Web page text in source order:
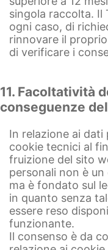
singola raccolta. Il
ogni caso, di
rinnovare il
di verificare i
11. Facoltatività
conseguenze
In relazione ai
cookie tecnici al
fruizione del sito
personali non è
ma è fondato sul
in quanto senza
essere reso
funzionante.
Il consenso è da